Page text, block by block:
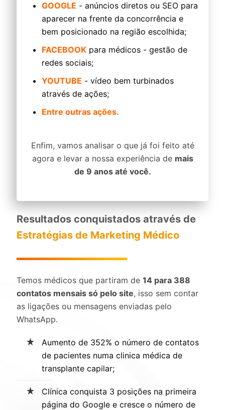
GOOGLE - anúncios diretos ou SEO para
aparecer na frente da concorrência e
bem posicionado na região escolhida;
FACEBOOK para médicos - gestão de
redes sociais;
YOUTUBE - vídeo bem turbinados
através de ações;
Entre outras ações.
Enfim, vamos analisar o que já foi feito até
agora e levar a nossa experiência de mais
de 9 anos até você.
Resultados conquistados através de
Estratégias de Marketing Médico
Temos médicos que partiram de 14 para 388
contatos mensais só pelo site, isso sem contar
as ligações ou mensagens enviadas pelo
WhatsApp.
Aumento de 352% o número de contatos
de pacientes numa clinica médica de
transplante capilar;
Clínica conquista 3 posições na primeira
página do Google e cresce o número de